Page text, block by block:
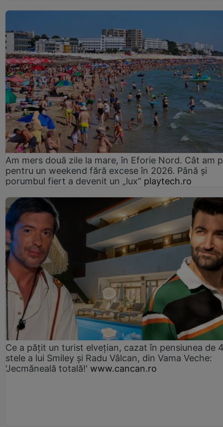
Am mers două zile la mare, în Eforie Nord. Cât am
pentru un weekend fără excese în 2026. Până și
porumbul fiert a devenit un „lux” playtech.ro
Ce a pățit un turist elvețian, cazat în pensiunea de
stele a lui Smiley și Radu Vâlcan, din Vama Veche:
'Jecmăneală totală!' www.cancan.ro